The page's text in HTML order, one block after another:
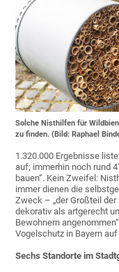
Solche Nisthilfen für
zu finden. (Bild: Raphael
1.320.000 Ergebnisse
auf; immerhin noch rund
bauen“. Kein Zweifel:
immer dienen die
Zweck – „der Großteil
dekorativ als artgerecht
Bewohnern
Vogelschutz in Bayern
Sechs Standorte im